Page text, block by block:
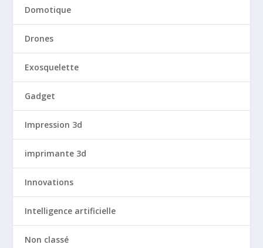
Domotique
Drones
Exosquelette
Gadget
Impression 3d
imprimante 3d
Innovations
Intelligence artificielle
Non classé